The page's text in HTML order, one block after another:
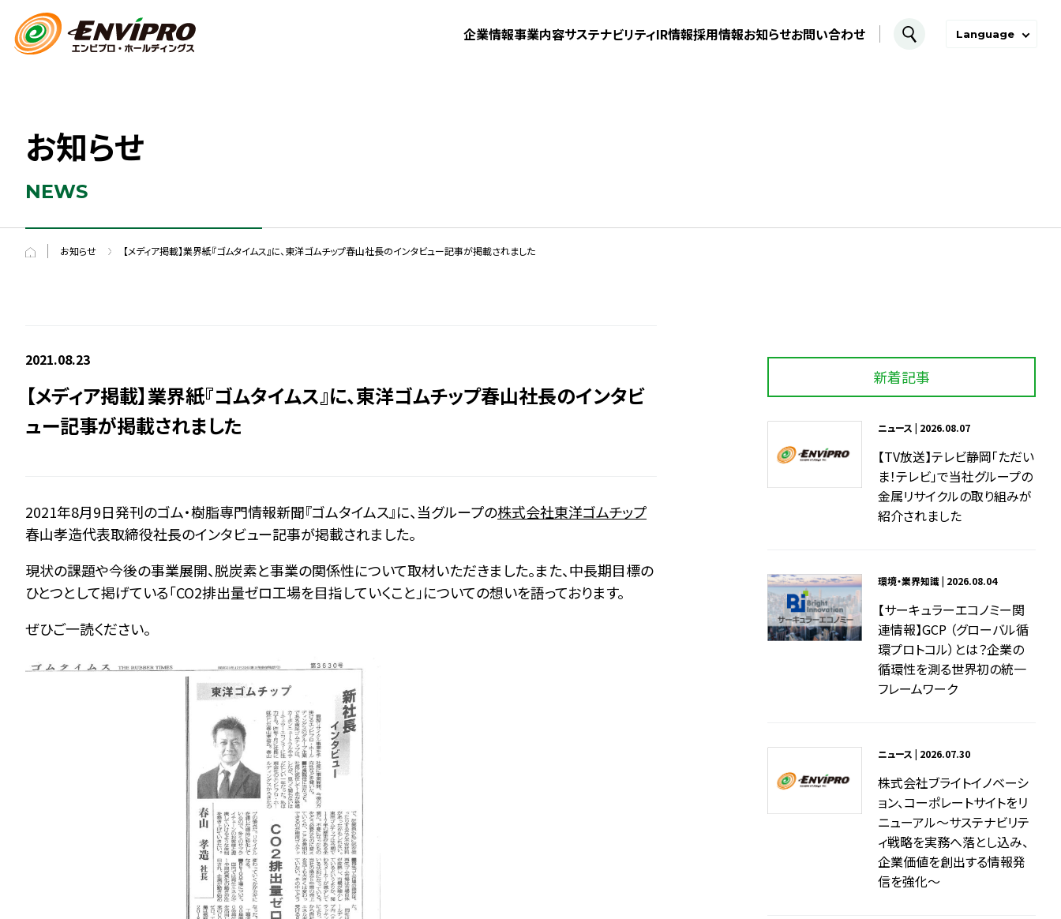
企業情報事業内容サステナビリティIR情報採用情報お知らせお問い合わせ Language
お知らせ
NEWS
お知らせ 【メディア掲載】業界紙『ゴムタイムス』に、東洋ゴムチップ春山社長のインタビュー記事が掲載されました
2021.08.23
【メディア掲載】業界紙『ゴムタイムス』に、東洋ゴムチップ春山社長のインタビ
ュー記事が掲載されました
2021年8月9日発刊のゴム・樹脂専門情報新聞『ゴムタイムス』に、当グループの株式会社東洋ゴムチップ
春山孝造代表取締役社長のインタビュー記事が掲載されました。
現状の課題や今後の事業展開、脱炭素と事業の関係性について取材いただきました。また、中長期目標の
ひとつとして掲げている「CO2排出量ゼロ工場を目指していくこと」についての想いを語っております。
ぜひご一読ください。
新着記事
ニュース | 2026.08.07
【TV放送】テレビ静岡「ただい
ま！テレビ」で当社グループの
金属リサイクルの取り組みが
紹介されました
環境・業界知識 | 2026.08.04
【サーキュラーエコノミー関
連情報】GCP （グローバル循
環プロトコル）とは？企業の
循環性を測る世界初の統一
フレームワーク
ニュース | 2026.07.30
株式会社ブライトイノベーシ
ョン、コーポレートサイトをリ
ニューアル～サステナビリテ
ィ戦略を実務へ落とし込み、
企業価値を創出する情報発
信を強化～